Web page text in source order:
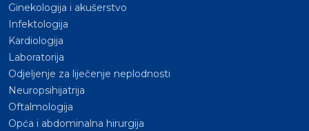
Ginekologija i akušerstvo
Infektologija
Kardiologija
Laboratorija
Odjeljenje za liječenje neplodnosti
Neuropsihijatrija
Oftalmologija
Opća i abdominalna hirurgija